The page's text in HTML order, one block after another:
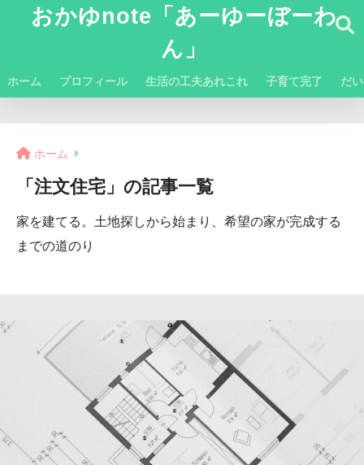
おかゆnote「あーゆーぼーわ
ん」
ホーム プロフィール 生活の工夫あれこれ 子育て完了 だ
ホーム
「注文住宅」の記事一覧
家を建てる。土地探しから始まり、希望の家が完成する
までの道のり